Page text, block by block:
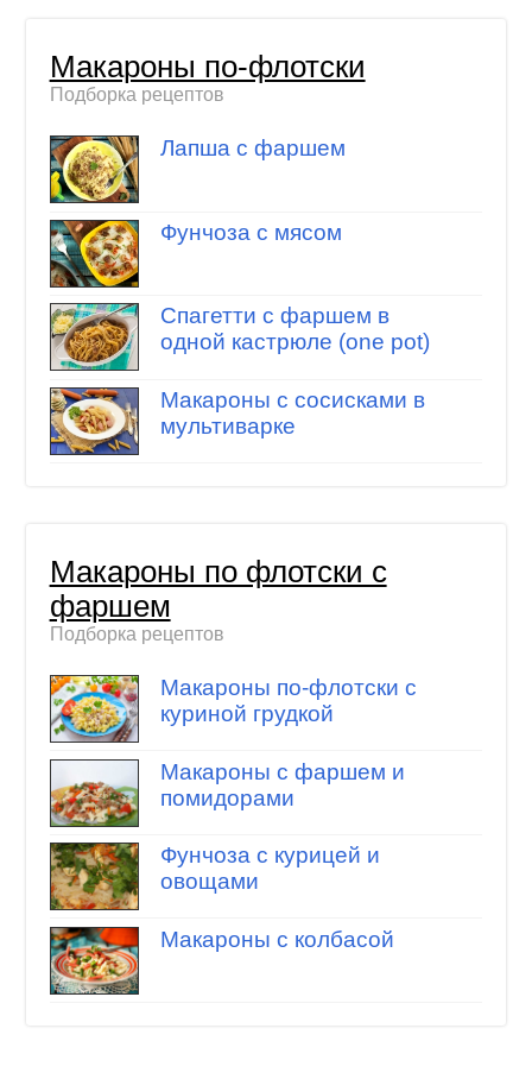
Макароны по-флотски
Подборка рецептов
Лапша с фаршем
Фунчоза с мясом
Спагетти с фаршем в
одной кастрюле (one pot)
Макароны с сосисками в
мультиварке
Макароны по флотски с
фаршем
Подборка рецептов
Макароны по-флотски с
куриной грудкой
Макароны с фаршем и
помидорами
Фунчоза с курицей и
овощами
Макароны с колбасой